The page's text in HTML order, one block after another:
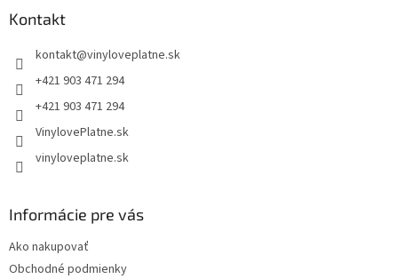
Kontakt
kontakt@vinyloveplatne.sk
+421 903 471 294
+421 903 471 294
VinylovePlatne.sk
vinyloveplatne.sk
Informácie pre vás
Ako nakupovať
Obchodné podmienky